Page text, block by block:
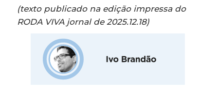
(texto publicado na edição impressa do
RODA VIVA jornal de 2025.12.18)